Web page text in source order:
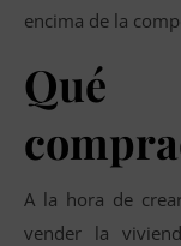
encima de la
Qué
A la hora de
vender la